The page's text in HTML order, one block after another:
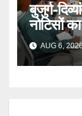
बुजुर्ग-
नोटिसों
AUG 6,